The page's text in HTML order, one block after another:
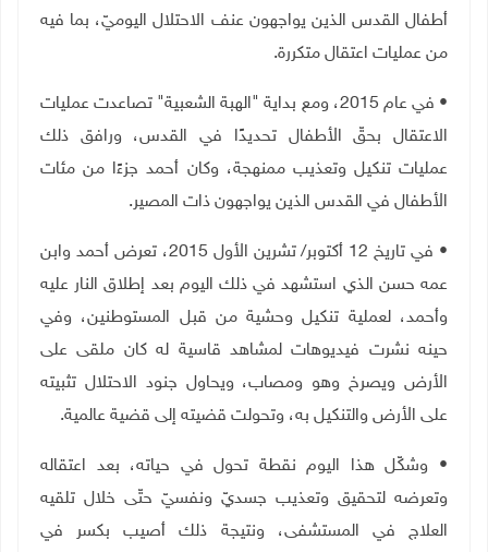
أطفال القدس الذين يواجهون عنف الاحتلال اليوميّ، بما فيه
من عمليات اعتقال متكررة.
• في عام 2015، ومع بداية "الهبة الشعبية" تصاعدت عمليات
الاعتقال بحقّ الأطفال تحديدًا في القدس، ورافق ذلك
عمليات تنكيل وتعذيب ممنهجة، وكان أحمد جزءًا من مئات
الأطفال في القدس الذين يواجهون ذات المصير.
• في تاريخ 12 أكتوبر/ تشرين الأول 2015، تعرض أحمد وابن
عمه حسن الذي استشهد في ذلك اليوم بعد إطلاق النار عليه
وأحمد، لعملية تنكيل وحشية من قبل المستوطنين، وفي
حينه نشرت فيديوهات لمشاهد قاسية له كان ملقى على
الأرض ويصرخ وهو ومصاب، ويحاول جنود الاحتلال تثبيته
على الأرض والتنكيل به، وتحولت قضيته إلى قضية عالمية.
• وشكّل هذا اليوم نقطة تحول في حياته، بعد اعتقاله
وتعرضه لتحقيق وتعذيب جسديّ ونفسيّ حتّى خلال تلقيه
العلاج في المستشفى، ونتيجة ذلك أصيب بكسر في